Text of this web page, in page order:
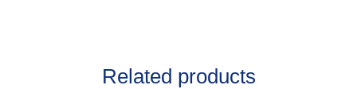
Related products